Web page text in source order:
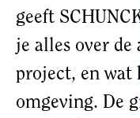
geeft
je alles over
project, en wat
omgeving. De